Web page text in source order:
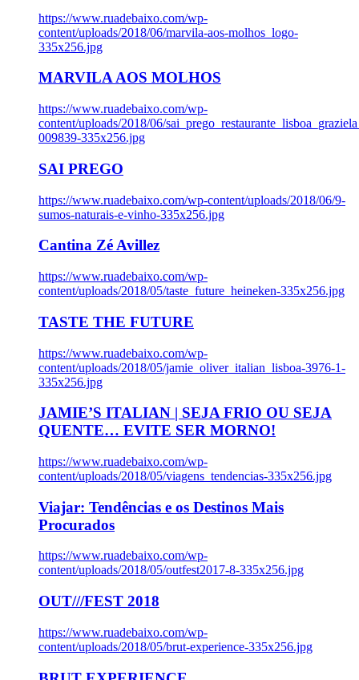
https://www.ruadebaixo.com/wp-
content/uploads/2018/06/marvila-aos-molhos_logo-
335x256.jpg
MARVILA AOS MOLHOS
https://www.ruadebaixo.com/wp-
content/uploads/2018/06/
009839-335x256.jpg
SAI PREGO
https://www.ruadebaixo.com/wp-content/uploads/2018/06/9-
sumos-naturais-e-vinho-335x256.jpg
Cantina Zé Avillez
https://www.ruadebaixo.com/wp-
content/uploads/2018/05/taste_future_heineken-335x256.jpg
TASTE THE FUTURE
https://www.ruadebaixo.com/wp-
content/uploads/2018/05/jamie_oliver_italian_lisboa-3976-1-
335x256.jpg
JAMIE’S ITALIAN | SEJA FRIO OU SEJA
QUENTE… EVITE SER MORNO!
https://www.ruadebaixo.com/wp-
content/uploads/2018/05/viagens_tendencias-335x256.jpg
Viajar: Tendências e os Destinos Mais
Procurados
https://www.ruadebaixo.com/wp-
content/uploads/2018/05/outfest2017-8-335x256.jpg
OUT///FEST 2018
https://www.ruadebaixo.com/wp-
content/uploads/2018/05/brut-experience-335x256.jpg